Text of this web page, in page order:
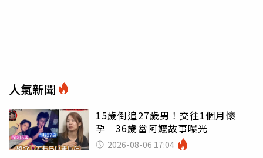
人氣新聞
15歲倒追27歲男！交往1個月懷
孕 36歲當阿嬤故事曝光
2026-08-06 17:04